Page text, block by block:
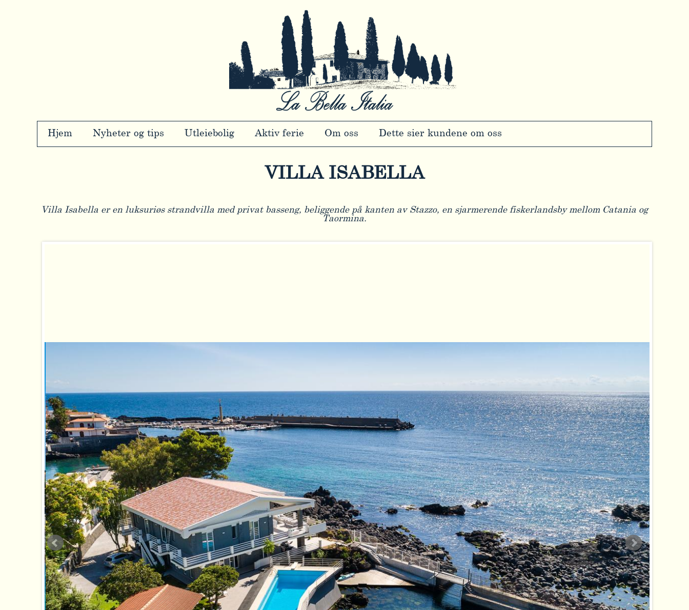
Hjem Nyheter og tips Utleiebolig Aktiv ferie Om oss Dette sier kundene om oss
VILLA ISABELLA
Villa Isabella er en luksuriøs strandvilla med privat basseng, beliggende på kanten av Stazzo, en sjarmerende fiskerlandsby mellom Catania og
Taormina.